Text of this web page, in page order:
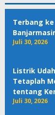
Terbang
Juli 30, 2026
Listrik
Tetaplah
tentang
Juli 30, 2026